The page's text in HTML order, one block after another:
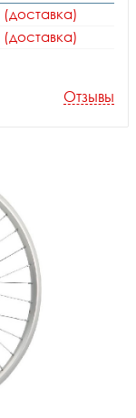
(доставка)
(доставка)
Отзывы